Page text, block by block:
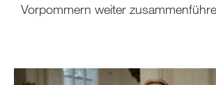
Vorpommern weiter